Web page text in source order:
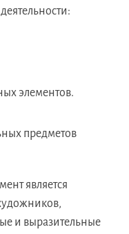
элементов.
предметов
является
и выразительные